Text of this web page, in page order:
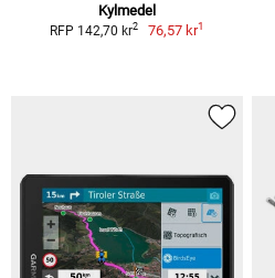
Kylmedel
RFP 142,70 kr2 76,57 kr1